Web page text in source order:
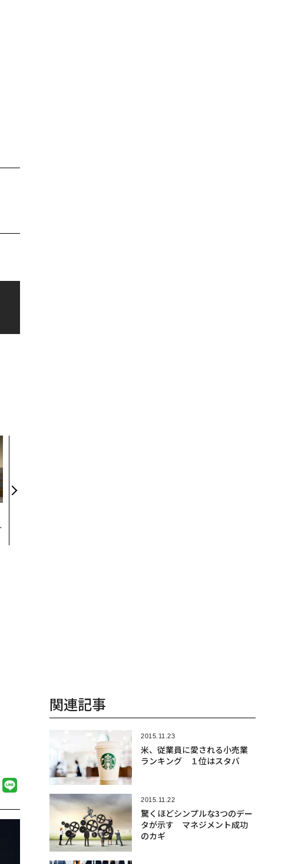
関連記事
2015.11.23
米、従業員に愛される小売業
ランキング １位はスタバ
2015.11.22
驚くほどシンプルな3つのデー
タが示す マネジメント成功
のカギ